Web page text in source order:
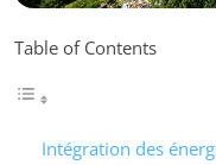
Table of Contents
Intégration des